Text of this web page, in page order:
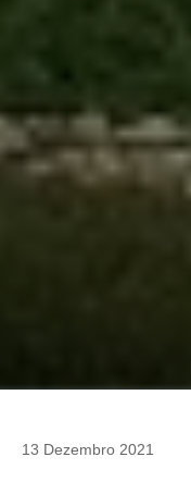
13 Dezembro 2021